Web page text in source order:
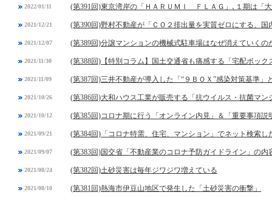
2022/01/11 (第391回)東京湾岸の「ＨＡＲＵＭＩ ＦＬＡＧ」､１期は「
2021/12/21 (第390回)野村不動産が「ＣＯ２排出量を実質ゼロにする、
2021/12/07 (第389回)分譲マンションの機械式駐車場はなぜ消えていくの
2021/11/30 (第388回)【特別コラム】国土交通省も痛感する「宅配ボック
2021/11/09 (第387回)三井不動産が導入した「“９ＢＯＸ”感染対策基準」
2021/10/26 (第386回)大和ハウス工業が販売する「抗ウイルス・抗菌マン
2021/10/12 (第385回)コロナ期に行う「オンライン内見」＆「重要事項説
2021/09/21 (第384回)「コロナ特需、住宅、マンション」でネット検索し
2021/09/07 (第383回)国交省「不動産業のコロナ予防ガイドライン」の内
2021/08/24 (第382回)土砂災害は毎年ジワジワ増えている
2021/08/10 (第381回)熱海市伊豆山地区で発生した「土砂災害の衝撃」